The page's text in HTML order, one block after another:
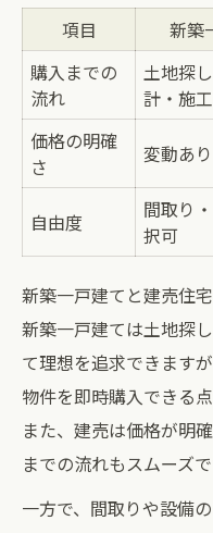
項目 新築
購入までの
流れ
土地探
計・施工
価格の明確
さ
変動あり
自由度
間取り
択可
新築一戸建てと建売住
新築一戸建ては土地探
て理想を追求できます
物件を即時購入できる点
また、建売は価格が明
までの流れもスムーズで
一方で、間取りや設備